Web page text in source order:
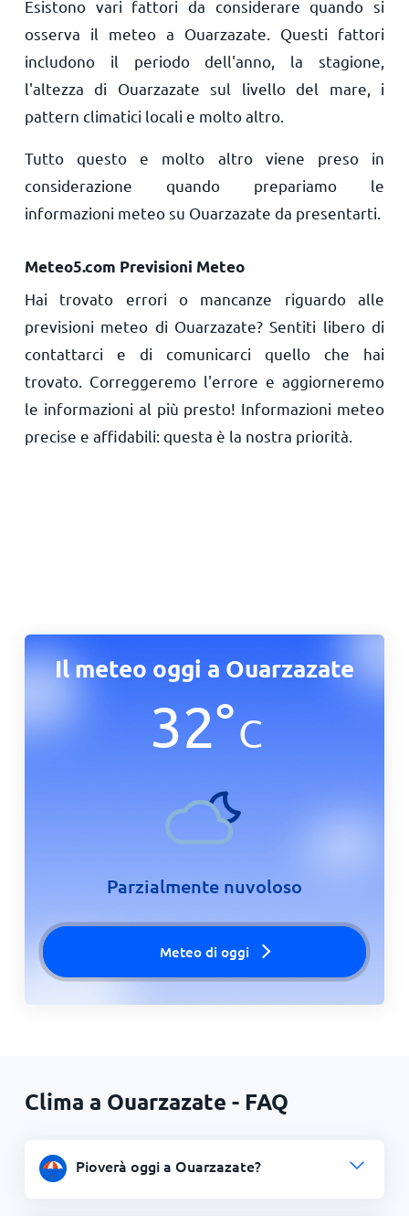
Esistono vari fattori da considerare quando si
osserva il meteo a Ouarzazate. Questi fattori
includono il periodo dell'anno, la stagione,
l'altezza di Ouarzazate sul livello del mare, i
pattern climatici locali e molto altro.
Tutto questo e molto altro viene preso in
considerazione quando prepariamo le
informazioni meteo su Ouarzazate da presentarti.
Meteo5.com Previsioni Meteo
Hai trovato errori o mancanze riguardo alle
previsioni meteo di Ouarzazate? Sentiti libero di
contattarci e di comunicarci quello che hai
trovato. Correggeremo l'errore e aggiorneremo
le informazioni al più presto! Informazioni meteo
precise e affidabili: questa è la nostra priorità.
Il meteo oggi a Ouarzazate
32°C
Parzialmente nuvoloso
Meteo di oggi
Clima a Ouarzazate - FAQ
Pioverà oggi a Ouarzazate?